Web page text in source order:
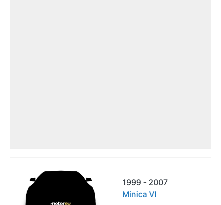
1999 - 2007
Minica VI